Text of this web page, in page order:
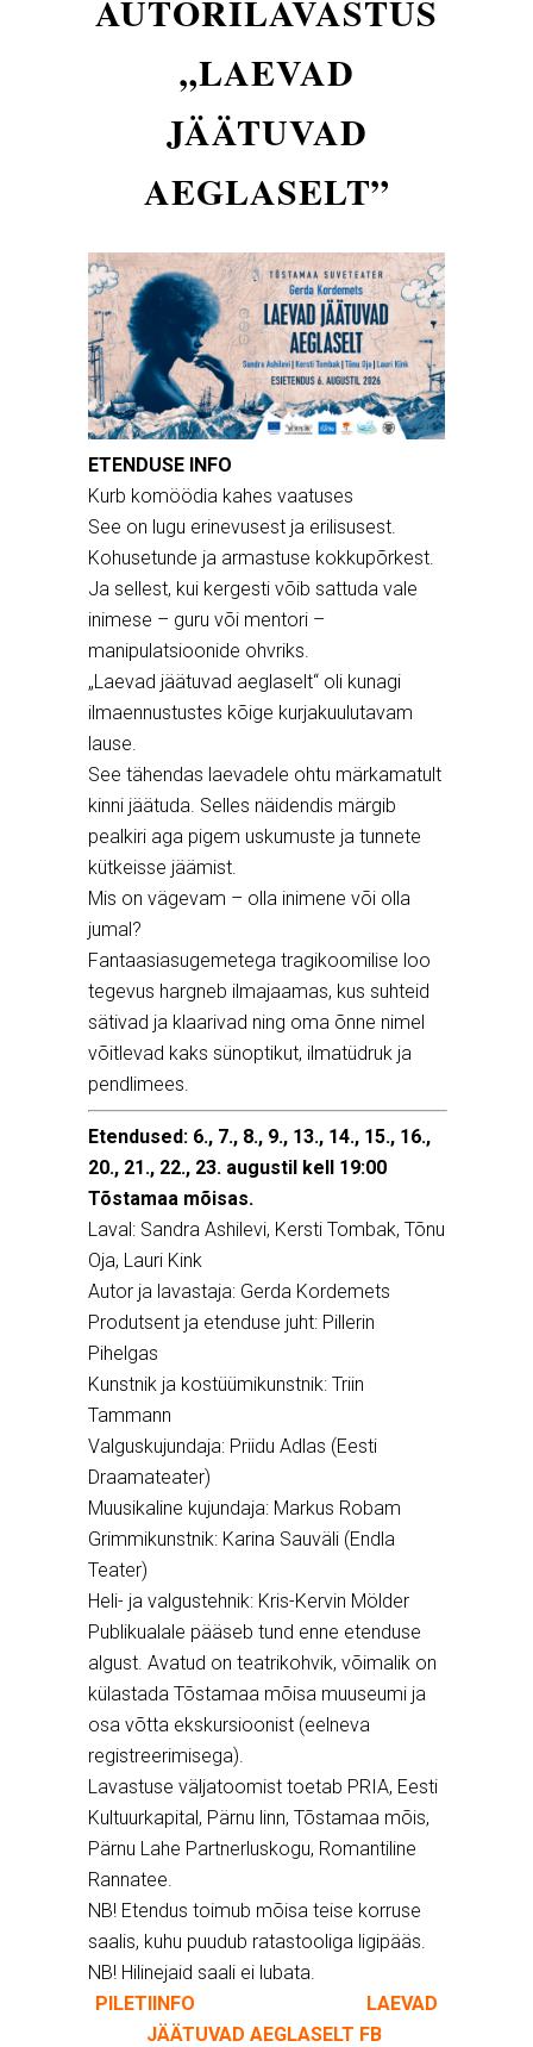
AUTORILAVASTUS
„LAEVAD
JÄÄTUVAD
AEGLASELT”
ETENDUSE INFO
Kurb komöödia kahes vaatuses
See on lugu erinevusest ja erilisusest.
Kohusetunde ja armastuse kokkupõrkest.
Ja sellest, kui kergesti võib sattuda vale
inimese – guru või mentori –
manipulatsioonide ohvriks.
„Laevad jäätuvad aeglaselt“ oli kunagi
ilmaennustustes kõige kurjakuulutavam
lause.
See tähendas laevadele ohtu märkamatult
kinni jäätuda. Selles näidendis märgib
pealkiri aga pigem uskumuste ja tunnete
kütkeisse jäämist.
Mis on vägevam – olla inimene või olla
jumal?
Fantaasiasugemetega tragikoomilise loo
tegevus hargneb ilmajaamas, kus suhteid
sätivad ja klaarivad ning oma õnne nimel
võitlevad kaks sünoptikut, ilmatüdruk ja
pendlimees.
Etendused: 6., 7., 8., 9., 13., 14., 15., 16.,
20., 21., 22., 23. augustil kell 19:00
Tõstamaa mõisas.
Laval: Sandra Ashilevi, Kersti Tombak, Tõnu
Oja, Lauri Kink
Autor ja lavastaja: Gerda Kordemets
Produtsent ja etenduse juht: Pillerin
Pihelgas
Kunstnik ja kostüümikunstnik: Triin
Tammann
Valguskujundaja: Priidu Adlas (Eesti
Draamateater)
Muusikaline kujundaja: Markus Robam
Grimmikunstnik: Karina Sauväli (Endla
Teater)
Heli- ja valgustehnik: Kris-Kervin Mölder
Publikualale pääseb tund enne etenduse
algust. Avatud on teatrikohvik, võimalik on
külastada Tõstamaa mõisa muuseumi ja
osa võtta ekskursioonist (eelneva
registreerimisega).
Lavastuse väljatoomist toetab PRIA, Eesti
Kultuurkapital, Pärnu linn, Tõstamaa mõis,
Pärnu Lahe Partnerluskogu, Romantiline
Rannatee.
NB! Etendus toimub mõisa teise korruse
saalis, kuhu puudub ratastooliga ligipääs.
NB! Hilinejaid saali ei lubata.
PILETIINFO
LAEVAD
JÄÄTUVAD AEGLASELT FB